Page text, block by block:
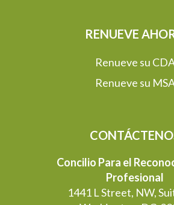
RENUEVE
Renueve su
Renueve su
Concilio Para el
Profesional
1441 L Street, NW,